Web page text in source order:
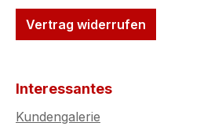
Unregelmäßigkeiten in
der Harzschicht (leichte
Luftblasen) Druckfehler
oder minimale
Vertrag widerrufen
Interessantes
Kundengalerie